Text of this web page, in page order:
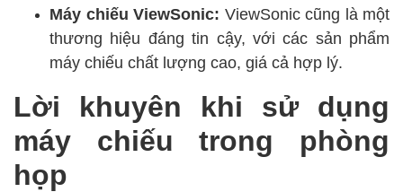
Máy chiếu ViewSonic: ViewSonic cũng là một
thương hiệu đáng tin cậy, với các sản phẩm
máy chiếu chất lượng cao, giá cả hợp lý.
Lời khuyên khi sử dụng
máy chiếu trong phòng
họp